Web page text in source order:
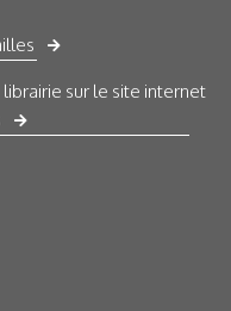
sur le site internet